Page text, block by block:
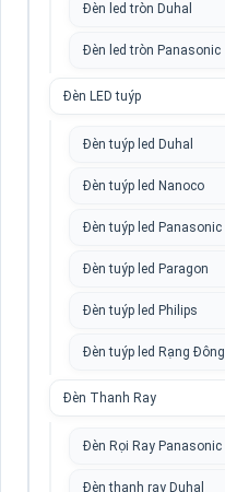
Đèn led tròn Duhal
Đèn led tròn Panasonic
Đèn LED tuýp
Đèn tuýp led Duhal
Đèn tuýp led Nanoco
Đèn tuýp led Panasonic
Đèn tuýp led Paragon
Đèn tuýp led Philips
Đèn tuýp led Rạng Đông
Đèn Thanh Ray
Đèn Rọi Ray Panasonic
Đèn thanh ray Duhal